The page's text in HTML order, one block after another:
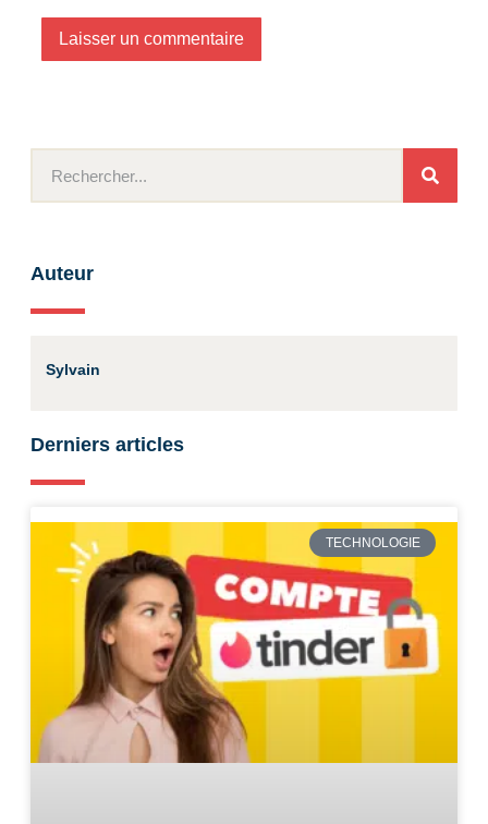
Auteur
Sylvain
Derniers articles
TECHNOLOGIE